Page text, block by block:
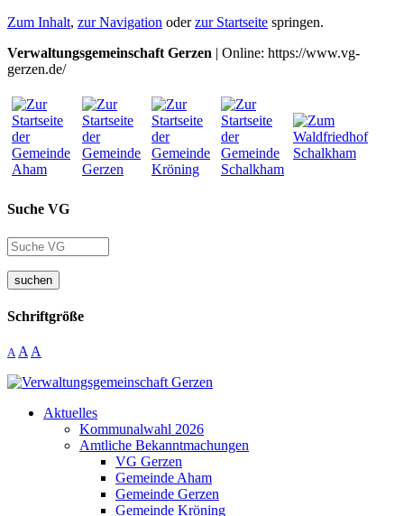
Zum Inhalt, zur Navigation oderzur Startseite springen.
Verwaltungsgemeinschaft Gerzen | Online: https://www.vg-
gerzen.de/
Suche VG
suchen
Schriftgröße
A A A
Aktuelles
Kommunalwahl 2026
Amtliche Bekanntmachungen
VG Gerzen
Gemeinde Aham
Gemeinde Gerzen
Gemeinde Kröning